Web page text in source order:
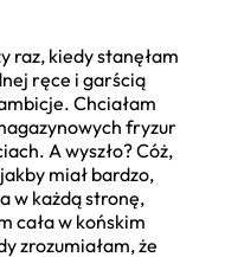
raz, kiedy stanęłam
ręce i garścią
Chciałam
fryzur
A wyszło? Cóż,
miał bardzo,
w każdą stronę,
cała w końskim
zrozumiałam, że